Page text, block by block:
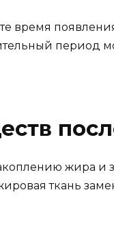
время
период
жира и
ткань